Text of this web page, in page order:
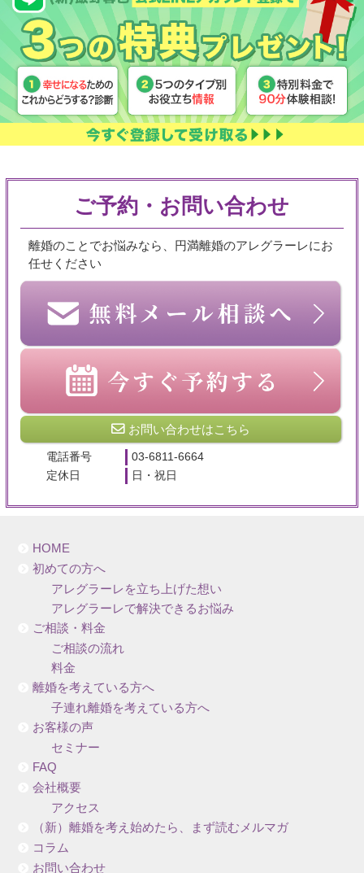
ご予約・お問い合わせ
離婚のことでお悩みなら、円満離婚のアレグラーレにお
任せください
お問い合わせはこちら
電話番号
03-6811-6664
定休日
日・祝日
HOME
初めての方へ
アレグラーレを立ち上げた想い
アレグラーレで解決できるお悩み
ご相談・料金
ご相談の流れ
料金
離婚を考えている方へ
子連れ離婚を考えている方へ
お客様の声
セミナー
FAQ
会社概要
アクセス
（新）離婚を考え始めたら、まず読むメルマガ
コラム
お問い合わせ